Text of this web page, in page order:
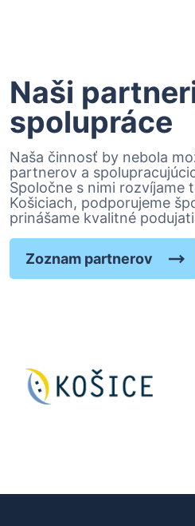
Naši
spolupráce
Naša činnosť by nebola
partnerov a
Spoločne s nimi rozvíjame
Košiciach, podporujeme
prinášame kvalitné
Zoznam partnerov